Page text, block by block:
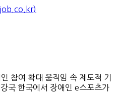
참여 확대 움직임 속 제도적 기
국 한국에서 장애인 e스포츠가